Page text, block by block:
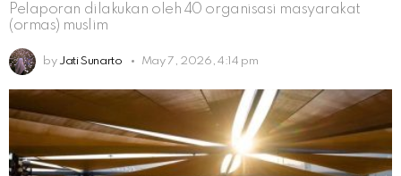
Pelaporan dilakukan oleh 40 organisasi masyarakat
(ormas) muslim
by Jati Sunarto May 7, 2026, 4:14 pm